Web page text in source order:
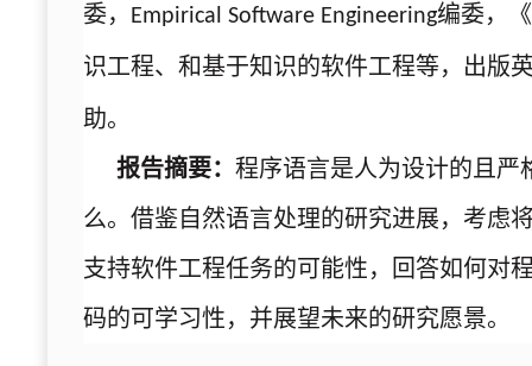
委， Empirical Software Engineering编委，
识工程、和基于知识的软件工程等，出版
助。
报告摘要： 程序语言是人为设计的且严
么。借鉴自然语言处理的研究进展，考虑
支持软件工程任务的可能性，回答如何对
码的可学习性，并展望未来的研究愿景。